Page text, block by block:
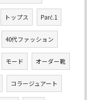
トップス Parć.1
40代ファッション
モード オーダー靴
コラージュアート